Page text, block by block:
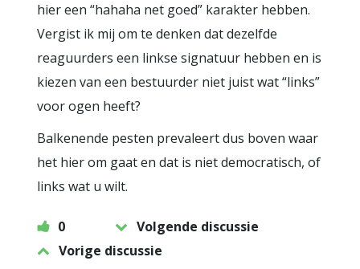
hier een “hahaha net goed” karakter hebben.
Vergist ik mij om te denken dat dezelfde
reaguurders een linkse signatuur hebben en is
kiezen van een bestuurder niet juist wat “links”
voor ogen heeft?
Balkenende pesten prevaleert dus boven waar
het hier om gaat en dat is niet democratisch, of
links wat u wilt.
0
Volgende discussie
Vorige discussie